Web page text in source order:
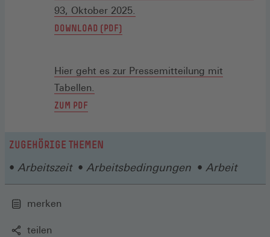
93, Oktober 2025.
Fenster)
DOWNLOAD (PDF)
NEUEN
Hier geht es zur Pressemitteilung mit
Tabellen.
ZUM PDF
ZUGEHÖRIGE THEMEN
Arbeitszeit Arbeitsbedingungen Arbeit
merken
teilen